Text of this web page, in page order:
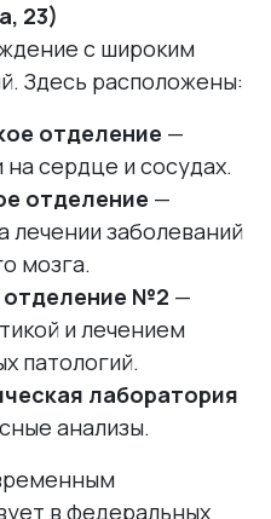
23)
с широким
Здесь расположены:
отделение —
сердце и сосудах.
отделение —
лечении заболеваний
мозга.
отделение №2 —
и лечением
патологий.
лаборатория
анализы.
в федеральных